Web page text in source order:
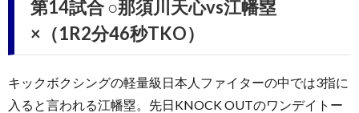
第14試合 ○那須川天心vs江幡塁
×（1R2分46秒TKO）
キックボクシングの軽量級日本人ファイターの中では3指に
入ると言われる江幡塁。先日KNOCK OUTのワンデイトー